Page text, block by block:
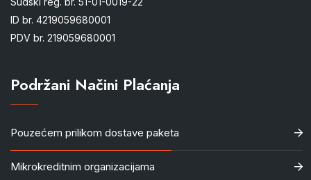
ID br. 4219059680001
PDV br. 219059680001
Podržani Načini Plaćanja
Pouzećem prilikom dostave paketa
Mikrokreditnim organizacijama